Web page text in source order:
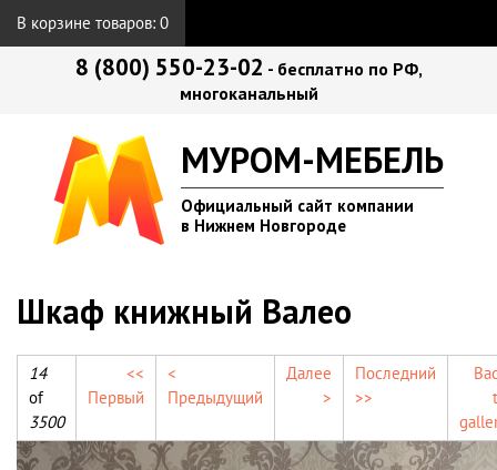
В корзине товаров: 0
8 (800) 550-23-02 - бесплатно по РФ,
многоканальный
МУРОМ-МЕБЕЛЬ
Официальный сайт компании
в Нижнем Новгороде
Шкаф книжный Валео
14
of
3500
<<
Первый
<
Предыдущий
Далее
>
Последний
>>